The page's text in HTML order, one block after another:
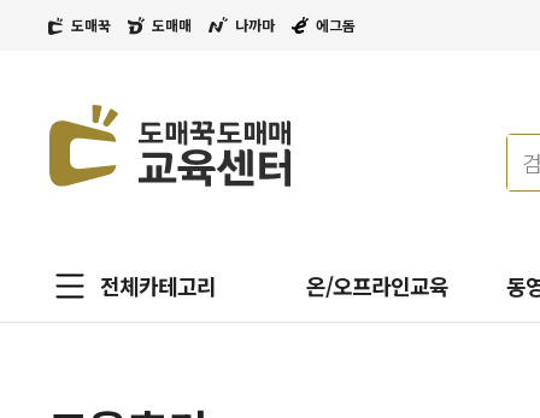
도매꾹 도매매 나까마 에그돔
전체카테고리 온/오프라인교육 동